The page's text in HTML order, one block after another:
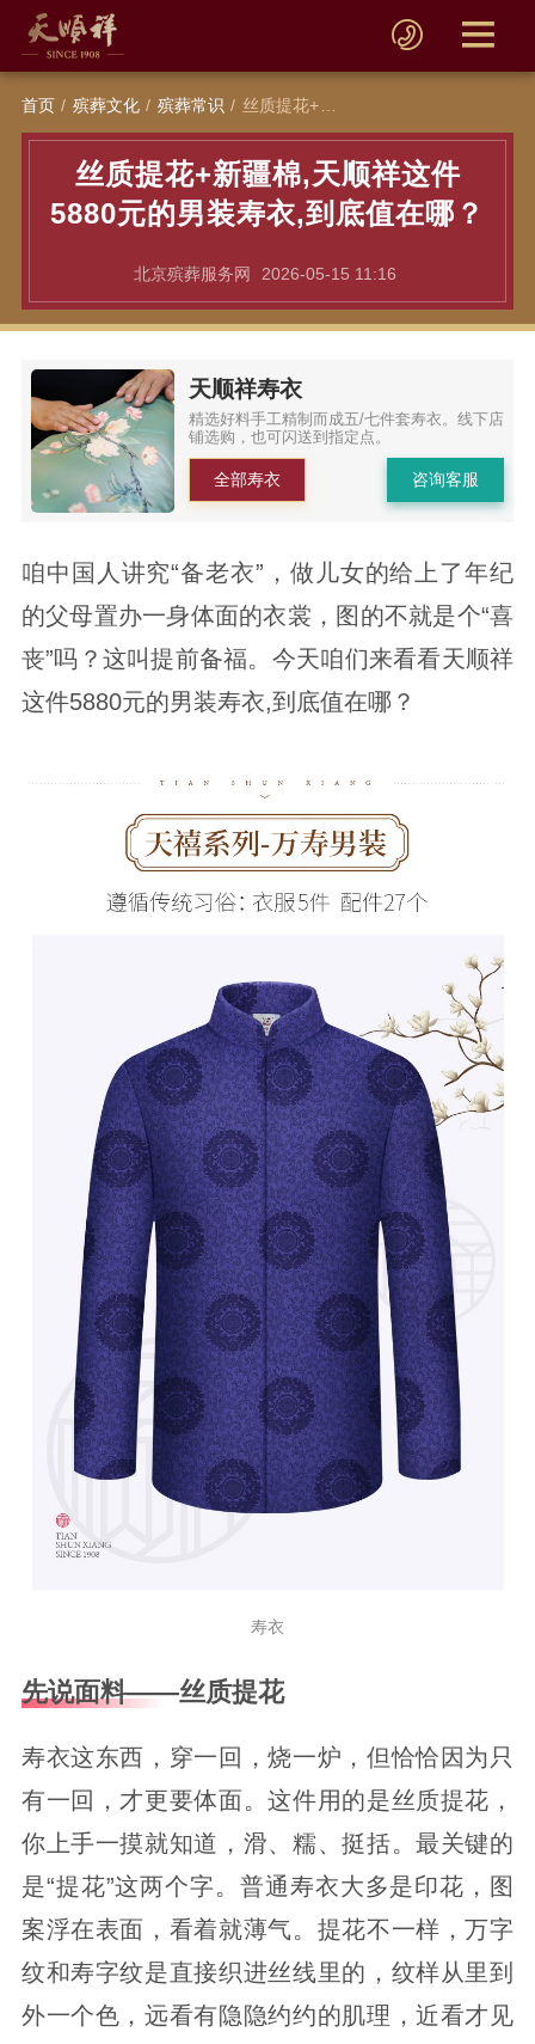
首页 殡葬文化 殡葬常识 丝质提花+新疆棉,天顺祥这件5880元的男装寿衣,到底值在哪？
丝质提花+新疆棉,天顺祥这件
5880元的男装寿衣,到底值在哪？
北京殡葬服务网 2026-05-15 11:16
天顺祥寿衣
精选好料手工精制而成五/七件套寿衣。线下店
铺选购，也可闪送到指定点。
全部寿衣 咨询客服
咱中国人讲究“备老衣”，做儿女的给上了年纪
的父母置办一身体面的衣裳，图的不就是个“喜
丧”吗？这叫提前备福。今天咱们来看看天顺祥
这件5880元的男装寿衣,到底值在哪？
寿衣
先说面料——丝质提花
寿衣这东西，穿一回，烧一炉，但恰恰因为只
有一回，才更要体面。这件用的是丝质提花，
你上手一摸就知道，滑、糯、挺括。最关键的
是“提花”这两个字。普通寿衣大多是印花，图
案浮在表面，看着就薄气。提花不一样，万字
纹和寿字纹是直接织进丝线里的，纹样从里到
外一个色，远看有隐隐约约的肌理，近看才见